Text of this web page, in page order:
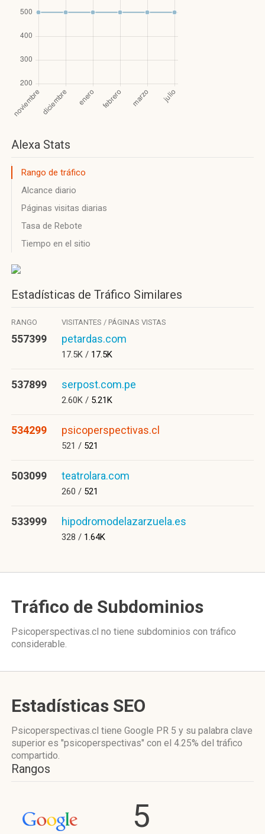
Alexa Stats
Rango de tráfico
Alcance diario
Páginas visitas diarias
Tasa de Rebote
Tiempo en el sitio
Estadísticas de Tráfico Similares
RANGO VISITANTES / PÁGINAS VISTAS
557399 petardas.com
17.5K / 17.5K
537899 serpost.com.pe
2.60K / 5.21K
534299 psicoperspectivas.cl
521 / 521
503099 teatrolara.com
260 / 521
533999 hipodromodelazarzuela.es
328 / 1.64K
Tráfico de Subdominios
Psicoperspectivas.cl no tiene subdominios con tráfico
considerable.
Estadísticas SEO
Psicoperspectivas.cl tiene Google PR 5 y su palabra clave
superior es "psicoperspectivas" con el 4.25% del tráfico
compartido.
Rangos
5